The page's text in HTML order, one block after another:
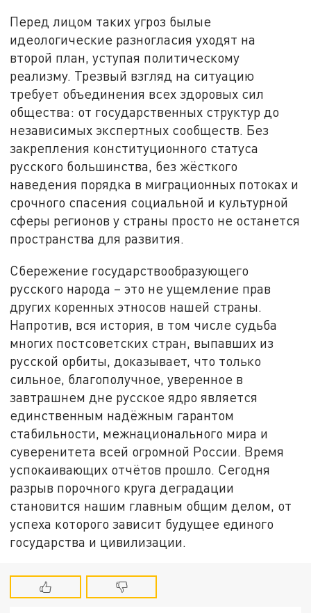
Перед лицом таких угроз былые
идеологические разногласия уходят на
второй план, уступая политическому
реализму. Трезвый взгляд на ситуацию
требует объединения всех здоровых сил
общества: от государственных структур до
независимых экспертных сообществ. Без
закрепления конституционного статуса
русского большинства, без жёсткого
наведения порядка в миграционных потоках и
срочного спасения социальной и культурной
сферы регионов у страны просто не останется
пространства для развития.
Сбережение государствообразующего
русского народа – это не ущемление прав
других коренных этносов нашей страны.
Напротив, вся история, в том числе судьба
многих постсоветских стран, выпавших из
русской орбиты, доказывает, что только
сильное, благополучное, уверенное в
завтрашнем дне русское ядро является
единственным надёжным гарантом
стабильности, межнационального мира и
суверенитета всей огромной России. Время
успокаивающих отчётов прошло. Сегодня
разрыв порочного круга деградации
становится нашим главным общим делом, от
успеха которого зависит будущее единого
государства и цивилизации.